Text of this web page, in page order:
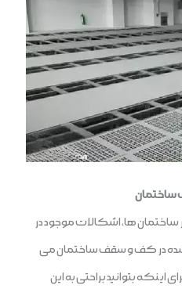
ساختمان
ها، اشکالات موجود در
شده در کف و سقف ساختمان می
اینکه بتوانید براحتی به این